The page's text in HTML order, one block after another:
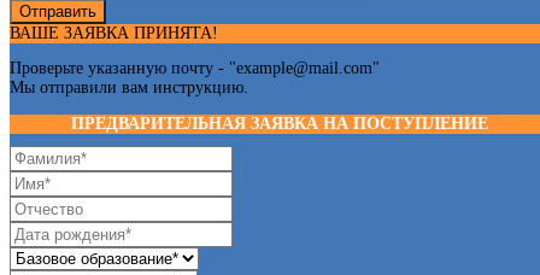
Отправить
ВАШЕ ЗАЯВКА ПРИНЯТА!
Проверьте указанную почту - "example@mail.com"
Мы отправили вам инструкцию.
ПРЕДВАРИТЕЛЬНАЯ ЗАЯВКА НА ПОСТУПЛЕНИЕ